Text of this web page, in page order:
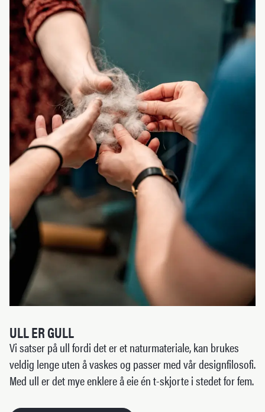
ULL ER GULL
Vi satser på ull fordi det er et naturmateriale, kan brukes
veldig lenge uten å vaskes og passer med vår designfilosofi.
Med ull er det mye enklere å eie én t-skjorte i stedet for fem.